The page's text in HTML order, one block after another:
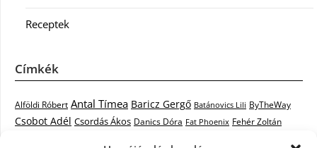
Receptek
Címkék
Alföldi Róbert Antal Tímea Baricz Gergő Batánovics Lili ByTheWay
Csobot Adél Csordás Ákos Danics Dóra Fat Phoenix Fehér Zoltán